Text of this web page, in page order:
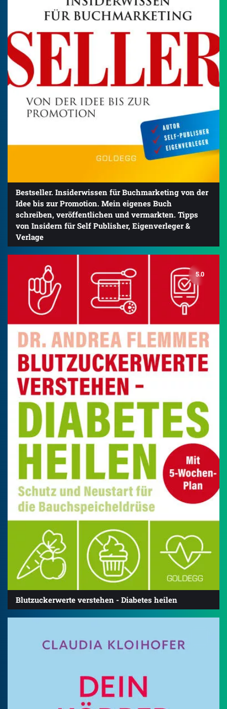
Bestseller. Insiderwissen für Buchmarketing von der
Idee bis zur Promotion. Mein eigenes Buch
schreiben, veröffentlichen und vermarkten. Tipps
von Insidern für Self Publisher, Eigenverleger &
Verlage
5.0
Blutzuckerwerte verstehen - Diabetes heilen